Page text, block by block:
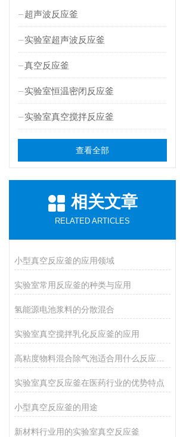
超声波反应釜
实验室超声波反应釜
真空反应釜
实验室恒温密闭反应釜
实验室真空搅拌反应釜
查看全部
相关文章
RELATED ARTICLES
小型真空反应釜的应用领域
实验室常用反应釜的种类与应用
氢能源电池浆料的分散混合
实验室真空搅拌乳化反应釜的应用
实验室真空反应釜在医药行业的优势特点
小型真空反应釜的用途
新材料行业用的实验室真空反应釜